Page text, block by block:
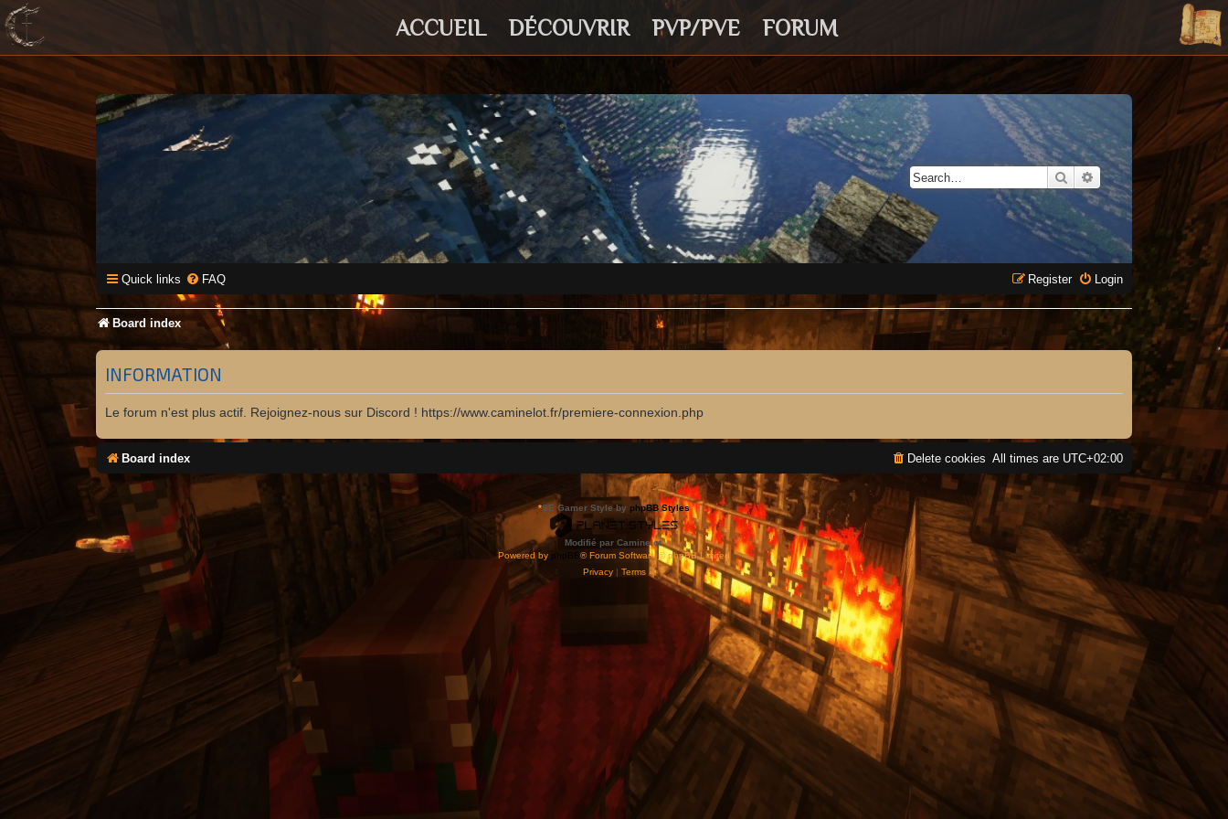
ACCUEIL DÉCOUVRIR PVP/PVE FORUM
SearchAdvanced search
Quick links FAQ Login
Register
Board index
INFORMATION
Le forum n'est plus actif. Rejoignez-nous sur Discord ! https://www.caminelot.fr/premiere-connexion.php
Board index All times are UTC+02:00
Delete cookies
*SE Gamer Style by phpBB Styles
Modifié par Caminelot.
Powered by phpBB® Forum Software © phpBB Limited
Privacy| Terms